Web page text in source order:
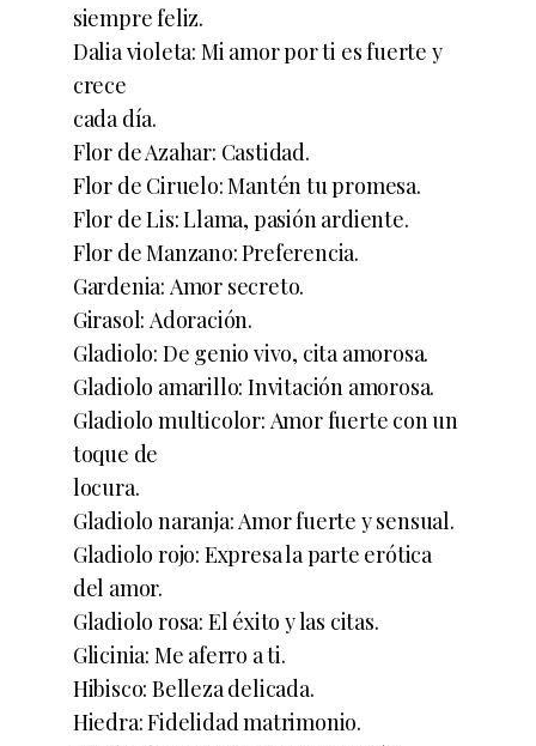
siempre feliz.
Dalia violeta: Mi amor por ti es fuerte y
crece
cada día.
Flor de Azahar: Castidad.
Flor de Ciruelo: Mantén tu promesa.
Flor de Lis: Llama, pasión ardiente.
Flor de Manzano: Preferencia.
Gardenia: Amor secreto.
Girasol: Adoración.
Gladiolo: De genio vivo, cita amorosa.
Gladiolo amarillo: Invitación amorosa.
Gladiolo multicolor: Amor fuerte con un
toque de
locura.
Gladiolo naranja: Amor fuerte y sensual.
Gladiolo rojo: Expresa la parte erótica
del amor.
Gladiolo rosa: El éxito y las citas.
Glicinia: Me aferro a ti.
Hibisco: Belleza delicada.
Hiedra: Fidelidad matrimonio.